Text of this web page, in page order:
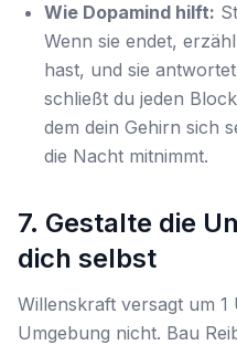
Wie Dopamind hilft:
Wenn sie endet,
hast, und sie
schließt du jeden
dem dein Gehirn sich
die Nacht mitnimmt.
7. Gestalte die
dich selbst
Willenskraft versagt um 1
Umgebung nicht. Bau